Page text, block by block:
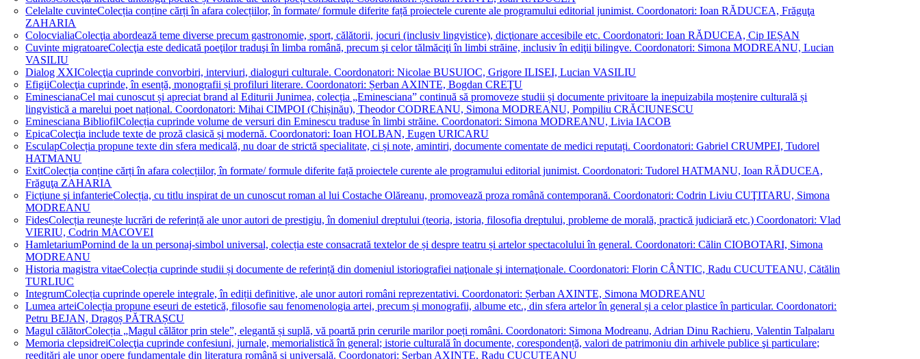
Celelalte cuvinteColecția conține cărți în afara colecțiilor, în formate/ formule diferite față proiectele curente ale programului editorial junimist. Coordonatori: Ioan RĂDUCEA, Frăguţa
ZAHARIA
ColocvialiaColecţia abordează teme diverse precum gastronomie, sport, călătorii, jocuri (inclusiv lingvistice), dicţionare accesibile etc. Coordonatori: Ioan RĂDUCEA, Cip IEȘAN
Cuvinte migratoareColecţia este dedicată poeţilor traduşi în limba română, precum şi celor tălmăciţi în limbi străine, inclusiv în ediţii bilingve. Coordonatori: Simona MODREANU, Lucian
VASILIU
Dialog XXIColecţia cuprinde convorbiri, interviuri, dialoguri culturale. Coordonatori: Nicolae BUSUIOC, Grigore ILISEI, Lucian VASILIU
EfigiiColecţia cuprinde, în esență, monografii și profiluri literare. Coordonatori: Șerban AXINTE, Bogdan CREŢU
EminescianaCel mai cunoscut și apreciat brand al Editurii Junimea, colecția „Eminesciana” continuă să promoveze studii și documente privitoare la inepuizabila moștenire culturală și
lingvistică a marelui poet național. Coordonatori: Mihai CIMPOI (Chișinău), Theodor CODREANU, Simona MODREANU, Pompiliu CRĂCIUNESCU
Eminesciana BibliofilColecția cuprinde volume de versuri din Eminescu traduse în limbi străine. Coordonatori: Simona MODREANU, Livia IACOB
EpicaColecţia include texte de proză clasică și modernă. Coordonatori: Ioan HOLBAN, Eugen URICARU
EsculapColecția propune texte din sfera medicală, nu doar de strictă specialitate, ci și note, amintiri, documente comentate de medici reputați. Coordonatori: Gabriel CRUMPEI, Tudorel
HATMANU
ExitColecția conține cărți în afara colecțiilor, în formate/ formule diferite față proiectele curente ale programului editorial junimist. Coordonatori: Tudorel HATMANU, Ioan RĂDUCEA,
Frăguţa ZAHARIA
Ficţiune şi infanterieColecția, cu titlu inspirat de un cunoscut roman al lui Costache Olăreanu, promovează proza română contemporană. Coordonatori: Codrin Liviu CUŢITARU, Simona
MODREANU
FidesColecția reunește lucrări de referință ale unor autori de prestigiu, în domeniul dreptului (teoria, istoria, filosofia dreptului, probleme de morală, practică judiciară etc.) Coordonatori: Vlad
VIERIU, Codrin MACOVEI
HamletariumPornind de la un personaj-simbol universal, colecția este consacrată textelor de și despre teatru și artelor spectacolului în general. Coordonatori: Călin CIOBOTARI, Simona
MODREANU
Historia magistra vitaeColecția cuprinde studii și documente de referință din domeniul istoriografiei naţionale şi internaţionale. Coordonatori: Florin CÂNTIC, Radu CUCUTEANU, Cătălin
TURLIUC
IntegrumColecția cuprinde operele integrale, în ediții definitive, ale unor autori români reprezentativi. Coordonatori: Șerban AXINTE, Simona MODREANU
Lumea arteiColecția propune eseuri de estetică, filosofie sau fenomenologia artei, precum și monografii, albume etc., din sfera artelor în general și a celor plastice în particular. Coordonatori:
Petru BEJAN, Dragoș PĂTRAȘCU
Magul călătorColecția „Magul călător prin stele”, elegantă și suplă, vă poartă prin cerurile marilor poeți români. Coordonatori: Simona Modreanu, Adrian Dinu Rachieru, Valentin Talpalaru
Memoria clepsidreiColecţia cuprinde confesiuni, jurnale, memorialistică în general; istorie culturală în documente, corespondență, valori de patrimoniu din arhivele publice şi particulare;
reeditări ale unor opere fundamentale din literatura română și universală. Coordonatori: Șerban AXINTE, Radu CUCUTEANU